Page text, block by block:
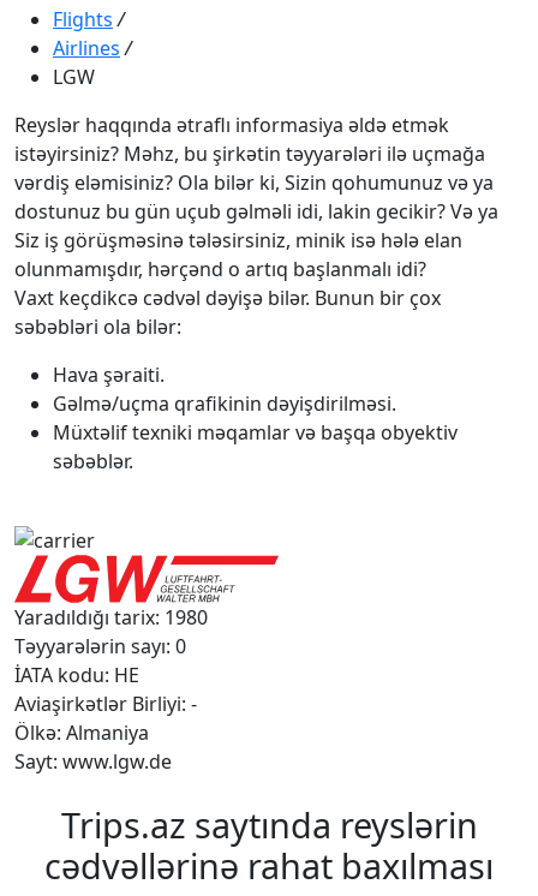
Flights /
Airlines /
LGW
Reyslər haqqında ətraflı informasiya əldə etmək
istəyirsiniz? Məhz, bu şirkətin təyyarələri ilə uçmağa
vərdiş eləmisiniz? Ola bilər ki, Sizin qohumunuz və ya
dostunuz bu gün uçub gəlməli idi, lakin gecikir? Və ya
Siz iş görüşməsinə tələsirsiniz, minik isə hələ elan
olunmamışdır, hərçənd o artıq başlanmalı idi?
Vaxt keçdikcə cədvəl dəyişə bilər. Bunun bir çox
səbəbləri ola bilər:
Hava şəraiti.
Gəlmə/uçma qrafikinin dəyişdirilməsi.
Müxtəlif texniki məqamlar və başqa obyektiv
səbəblər.
Yaradıldığı tarix: 1980
Təyyarələrin sayı: 0
İATA kodu: HE
Aviaşirkətlər Birliyi: -
Ölkə: Almaniya
Sayt: www.lgw.de
Trips.az saytında reyslərin
cədvəllərinə rahat baxılması